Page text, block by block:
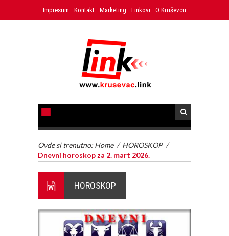
Impresum Kontakt Marketing Linkovi O Kruševcu
Ovde si trenutno: Home / HOROSKOP /
Dnevni horoskop za 2. mart 2026.
HOROSKOP